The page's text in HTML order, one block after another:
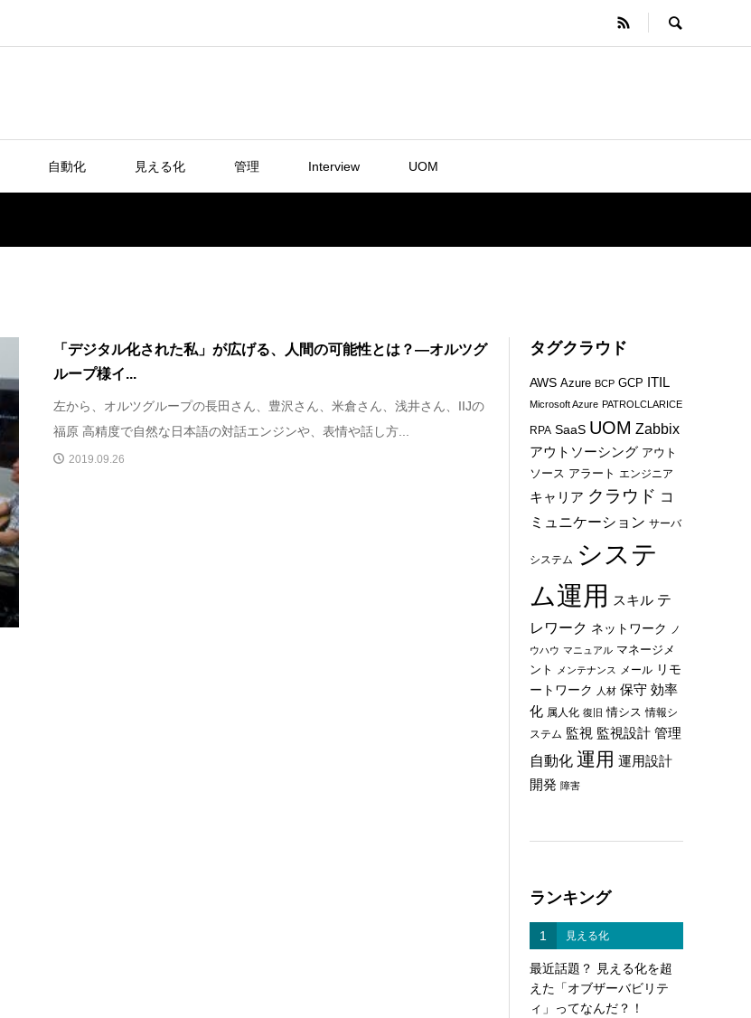
自動化 見える化 管理 Interview UOM
「デジタル化された私」が広げる、人間の可能性とは？―オルツグ
ループ様イ...
左から、オルツグループの長田さん、豊沢さん、米倉さん、浅井さん、IIJの
福原 高精度で自然な日本語の対話エンジンや、表情や話し方...
2019.09.26
タグクラウド
AWS Azure BCP GCP ITIL
Microsoft Azure PATROLCLARICE
RPA SaaS UOM Zabbix
アウトソーシング アウト
ソース アラート エンジニア
キャリア クラウド コ
ミュニケーション サーバ
システム システ
ム運用 スキル テ
レワーク ネットワーク
ノ
ウハウ マニュアル マネージメ
ント
メンテナンス メール リモ
ートワーク
人材 保守 効率
化 属人化 復旧 情シス 情報シ
ステム 監視 監視設計 管理
自動化 運用 運用設計
開発 障害
ランキング
1 見える化
最近話題？ 見える化を超
えた「オブザーバビリテ
ィ」ってなんだ？！